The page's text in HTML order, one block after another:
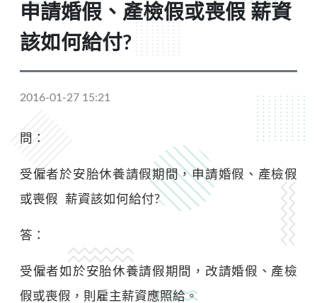
申請婚假、產檢假或喪假 薪資
該如何給付?
2016-01-27 15:21
問：
受僱者於安胎休養請假期間，申請婚假、產檢假
或喪假 薪資該如何給付?
答：
受僱者如於安胎休養請假期間，改請婚假、產檢
假或喪假，則雇主薪資應照給。